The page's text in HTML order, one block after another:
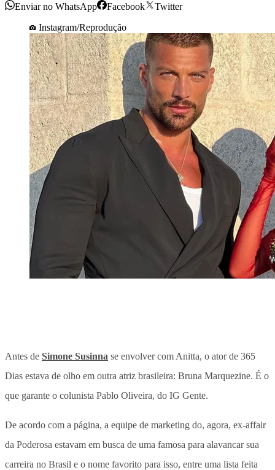
Enviar no WhatsApp Facebook
Twitter
Instagram/Reprodução
Antes de Simone Susinna se envolver com Anitta, o ator de 365
Dias estava de olho em outra atriz brasileira: Bruna Marquezine. É o
que garante o colunista Pablo Oliveira, do IG Gente.
De acordo com a página, a equipe de marketing do, agora, ex-affair
da Poderosa estavam em busca de uma famosa para alavancar sua
carreira no Brasil e o nome favorito para isso, entre uma lista feita